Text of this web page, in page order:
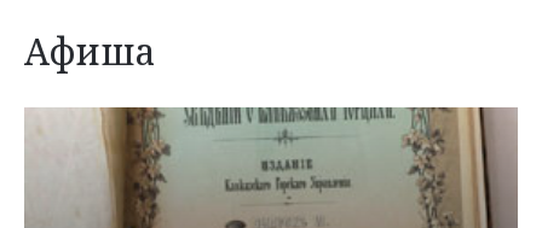
Афиша